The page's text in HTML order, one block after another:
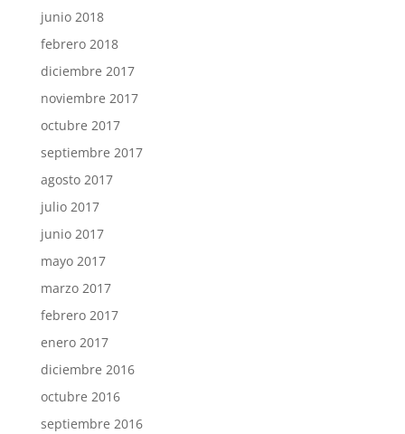
junio 2018
febrero 2018
diciembre 2017
noviembre 2017
octubre 2017
septiembre 2017
agosto 2017
julio 2017
junio 2017
mayo 2017
marzo 2017
febrero 2017
enero 2017
diciembre 2016
octubre 2016
septiembre 2016